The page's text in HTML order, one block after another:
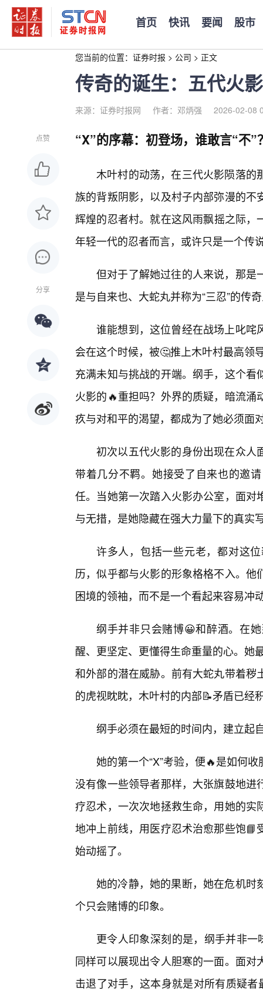
首页 快讯 要闻 股市
您当前的位置： 证券时报 > 公司 > 正文
传奇的诞生：五代火
来源：证券时报网 作者：邓炳强 2026-02-08
点赞
分享
“X”的序幕：初登场，谁敢言“不”
木叶村的动荡，在三代火影陨落的
族的背叛阴影，以及村子内部弥漫的
辉煌的忍者村。就在这风雨飘摇之际
年轻一代的忍者而言，或许只是一个传
但对于了解她过往的人来说，那是
是与自来也、大蛇丸并称为“三忍”的传
谁能想到，这位曾经在战场上叱咤
会在这个时候，被🤔推上木叶村最高
充满未知与挑战的开端。纲手，这个
火影的🔥重担吗？外界的质疑，暗流
疚与对和平的渴望，都成为了她必须面
初次以五代火影的身份出现在众人
带着几分不羁。她接受了自来也的邀
任。当她第一次踏入火影办公室，面
与无措，是她隐藏在强大力量下的真实
许多人，包括一些元老，都对这
历，似乎都与火影的形象格格不入。
困境的领袖，而不是一个看起来容易冲
纲手并非只会赌博😀和醉酒。在
醒、更坚定、更懂得生命重量的心。她
和外部的潜在威胁。前有大蛇丸带着
的虎视眈眈，木叶村的内部📝矛盾已经
纲手必须在最短的时间内，建立起
她的第一个“X”考验，便🔥是如何
没有像一些领导者那样，大张旗鼓地
疗忍术，一次次地拯救生命，用她的
地冲上前线，用医疗忍术治愈那些饱
始动摇了。
她的冷静，她的果断，她在危机时
个只会赌博的印象。
更令人印象深刻的是，纲手并非一
同样可以展现出令人胆寒的一面。面
击退了对手，这本身就是对所有质疑